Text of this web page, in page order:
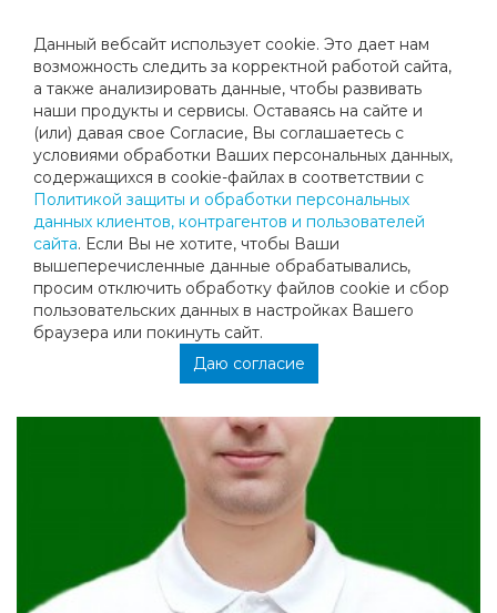
Данный вебсайт использует cookie. Это дает нам
возможность следить за корректной работой сайта,
а также анализировать данные, чтобы развивать
наши продукты и сервисы. Оставаясь на сайте и
(или) давая свое Согласие, Вы соглашаетесь с
условиями обработки Ваших персональных данных,
содержащихся в cookie-файлах в соответствии с
Политикой защиты и обработки персональных
данных клиентов, контрагентов и пользователей
сайта. Если Вы не хотите, чтобы Ваши
вышеперечисленные данные обрабатывались,
просим отключить обработку файлов cookie и сбор
пользовательских данных в настройках Вашего
браузера или покинуть сайт.
Даю согласие
КРАХМАЛЕВ ВИТАЛИЙ
ВЛАДИСЛАВОВИЧ